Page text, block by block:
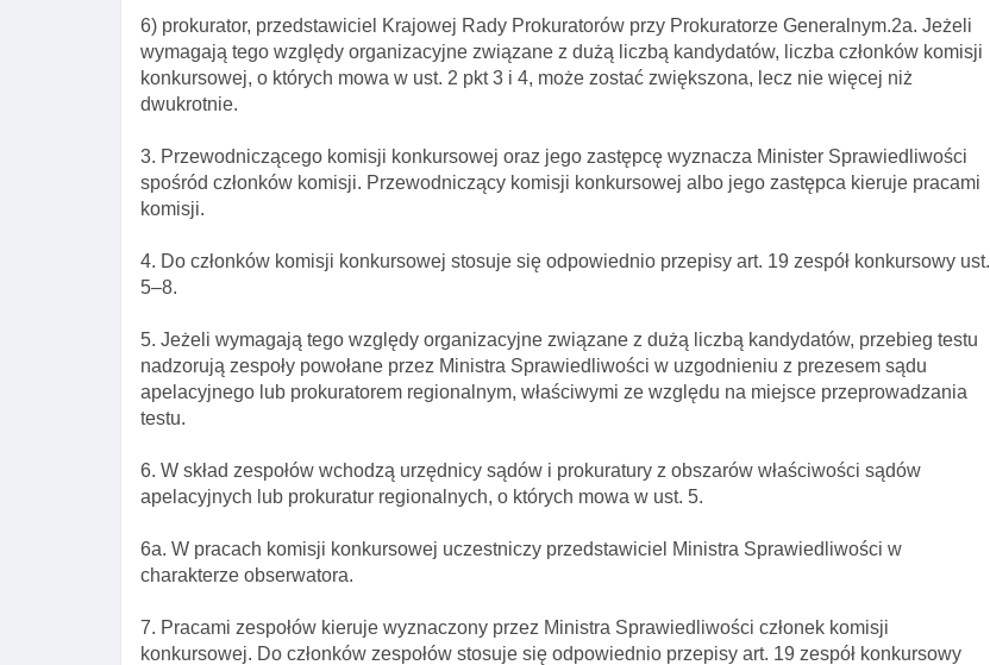
6) prokurator, przedstawiciel Krajowej Rady Prokuratorów przy Prokuratorze Generalnym.2a. Jeżeli
wymagają tego względy organizacyjne związane z dużą liczbą kandydatów, liczba członków komisji
konkursowej, o których mowa w ust. 2 pkt 3 i 4, może zostać zwiększona, lecz nie więcej niż
dwukrotnie.
3. Przewodniczącego komisji konkursowej oraz jego zastępcę wyznacza Minister Sprawiedliwości
spośród członków komisji. Przewodniczący komisji konkursowej albo jego zastępca kieruje pracami
komisji.
4. Do członków komisji konkursowej stosuje się odpowiednio przepisy art. 19 zespół konkursowy ust.
5–8.
5. Jeżeli wymagają tego względy organizacyjne związane z dużą liczbą kandydatów, przebieg testu
nadzorują zespoły powołane przez Ministra Sprawiedliwości w uzgodnieniu z prezesem sądu
apelacyjnego lub prokuratorem regionalnym, właściwymi ze względu na miejsce przeprowadzania
testu.
6. W skład zespołów wchodzą urzędnicy sądów i prokuratury z obszarów właściwości sądów
apelacyjnych lub prokuratur regionalnych, o których mowa w ust. 5.
6a. W pracach komisji konkursowej uczestniczy przedstawiciel Ministra Sprawiedliwości w
charakterze obserwatora.
7. Pracami zespołów kieruje wyznaczony przez Ministra Sprawiedliwości członek komisji
konkursowej. Do członków zespołów stosuje się odpowiednio przepisy art. 19 zespół konkursowy